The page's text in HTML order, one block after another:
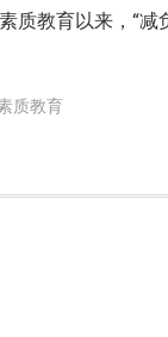
教育以来，“减
质教育